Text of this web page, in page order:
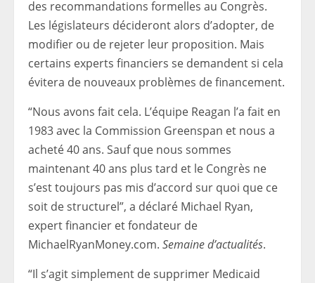
des recommandations formelles au Congrès.
Les législateurs décideront alors d’adopter, de
modifier ou de rejeter leur proposition. Mais
certains experts financiers se demandent si cela
évitera de nouveaux problèmes de financement.
“Nous avons fait cela. L’équipe Reagan l’a fait en
1983 avec la Commission Greenspan et nous a
acheté 40 ans. Sauf que nous sommes
maintenant 40 ans plus tard et le Congrès ne
s’est toujours pas mis d’accord sur quoi que ce
soit de structurel”, a déclaré Michael Ryan,
expert financier et fondateur de
MichaelRyanMoney.com. Semaine d’actualités.
“Il s’agit simplement de supprimer Medicaid